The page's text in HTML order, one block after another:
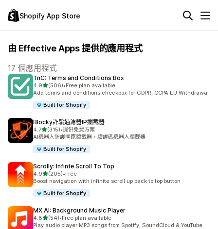
Shopify App Store
由 Effective Apps 提供的應用程式
17 個應用程式
TnC: Terms and Conditions Box
4.9滿分 5 顆星
(506)
共有 506 則評價
•Free plan available
Add terms and conditions checkbox for GDPR, CCPA EU Withdrawal
Built for Shopify
Blocky詐騙過濾器IP攔截器
4.7滿分 5 顆星
(315)
共有 315 則評價
•提供免費方案
AI機器人防護國家攔截器，驗證碼機器人攔截器
Built for Shopify
Scrolly: Infinte Scroll To Top
4.9滿分 5 顆星
(205)
共有 205 則評價
•Free
Boost navigation with infinite scroll up back to top button
Built for Shopify
MX AI: Background Music Player
4.8滿分 5 顆星
(54)
共有 54 則評價
•Free plan available
Play audio player MP3 songs from Spotify, SoundCloud & YouTube